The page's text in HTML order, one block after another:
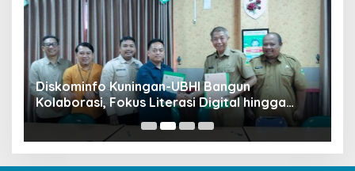
Diskominfo Kuningan-UBHI Bangun
Kolaborasi, Fokus Literasi Digital hingga
Desa Digital